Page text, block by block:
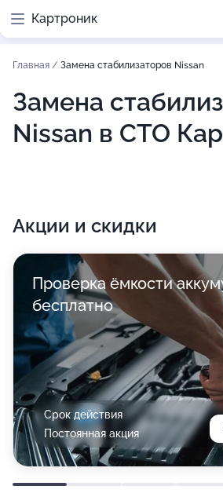
Картроник
Главная / Замена стабилизаторов Nissan
Замена
Nissan в СТО
Акции и скидки
Проверка ёмкости
бесплатно
Срок действия
Постоянная акция